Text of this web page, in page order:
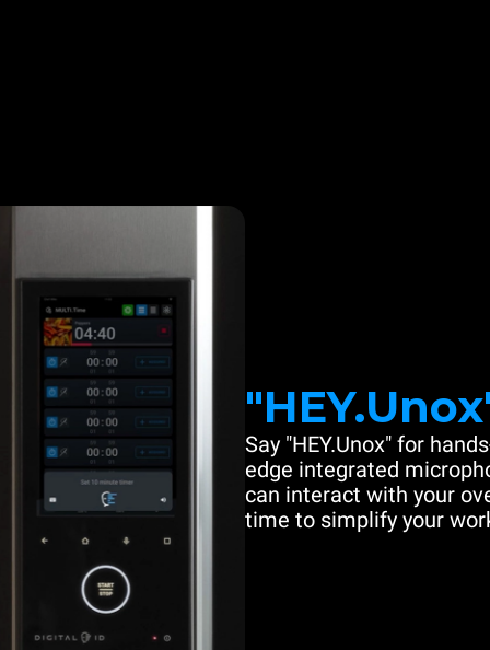
Say "HEY.Unox" for
edge integrated
can interact with your
time to simplify your